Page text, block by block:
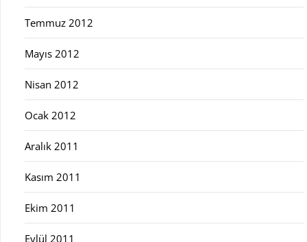
Temmuz 2012
Mayıs 2012
Nisan 2012
Ocak 2012
Aralık 2011
Kasım 2011
Ekim 2011
Eylül 2011